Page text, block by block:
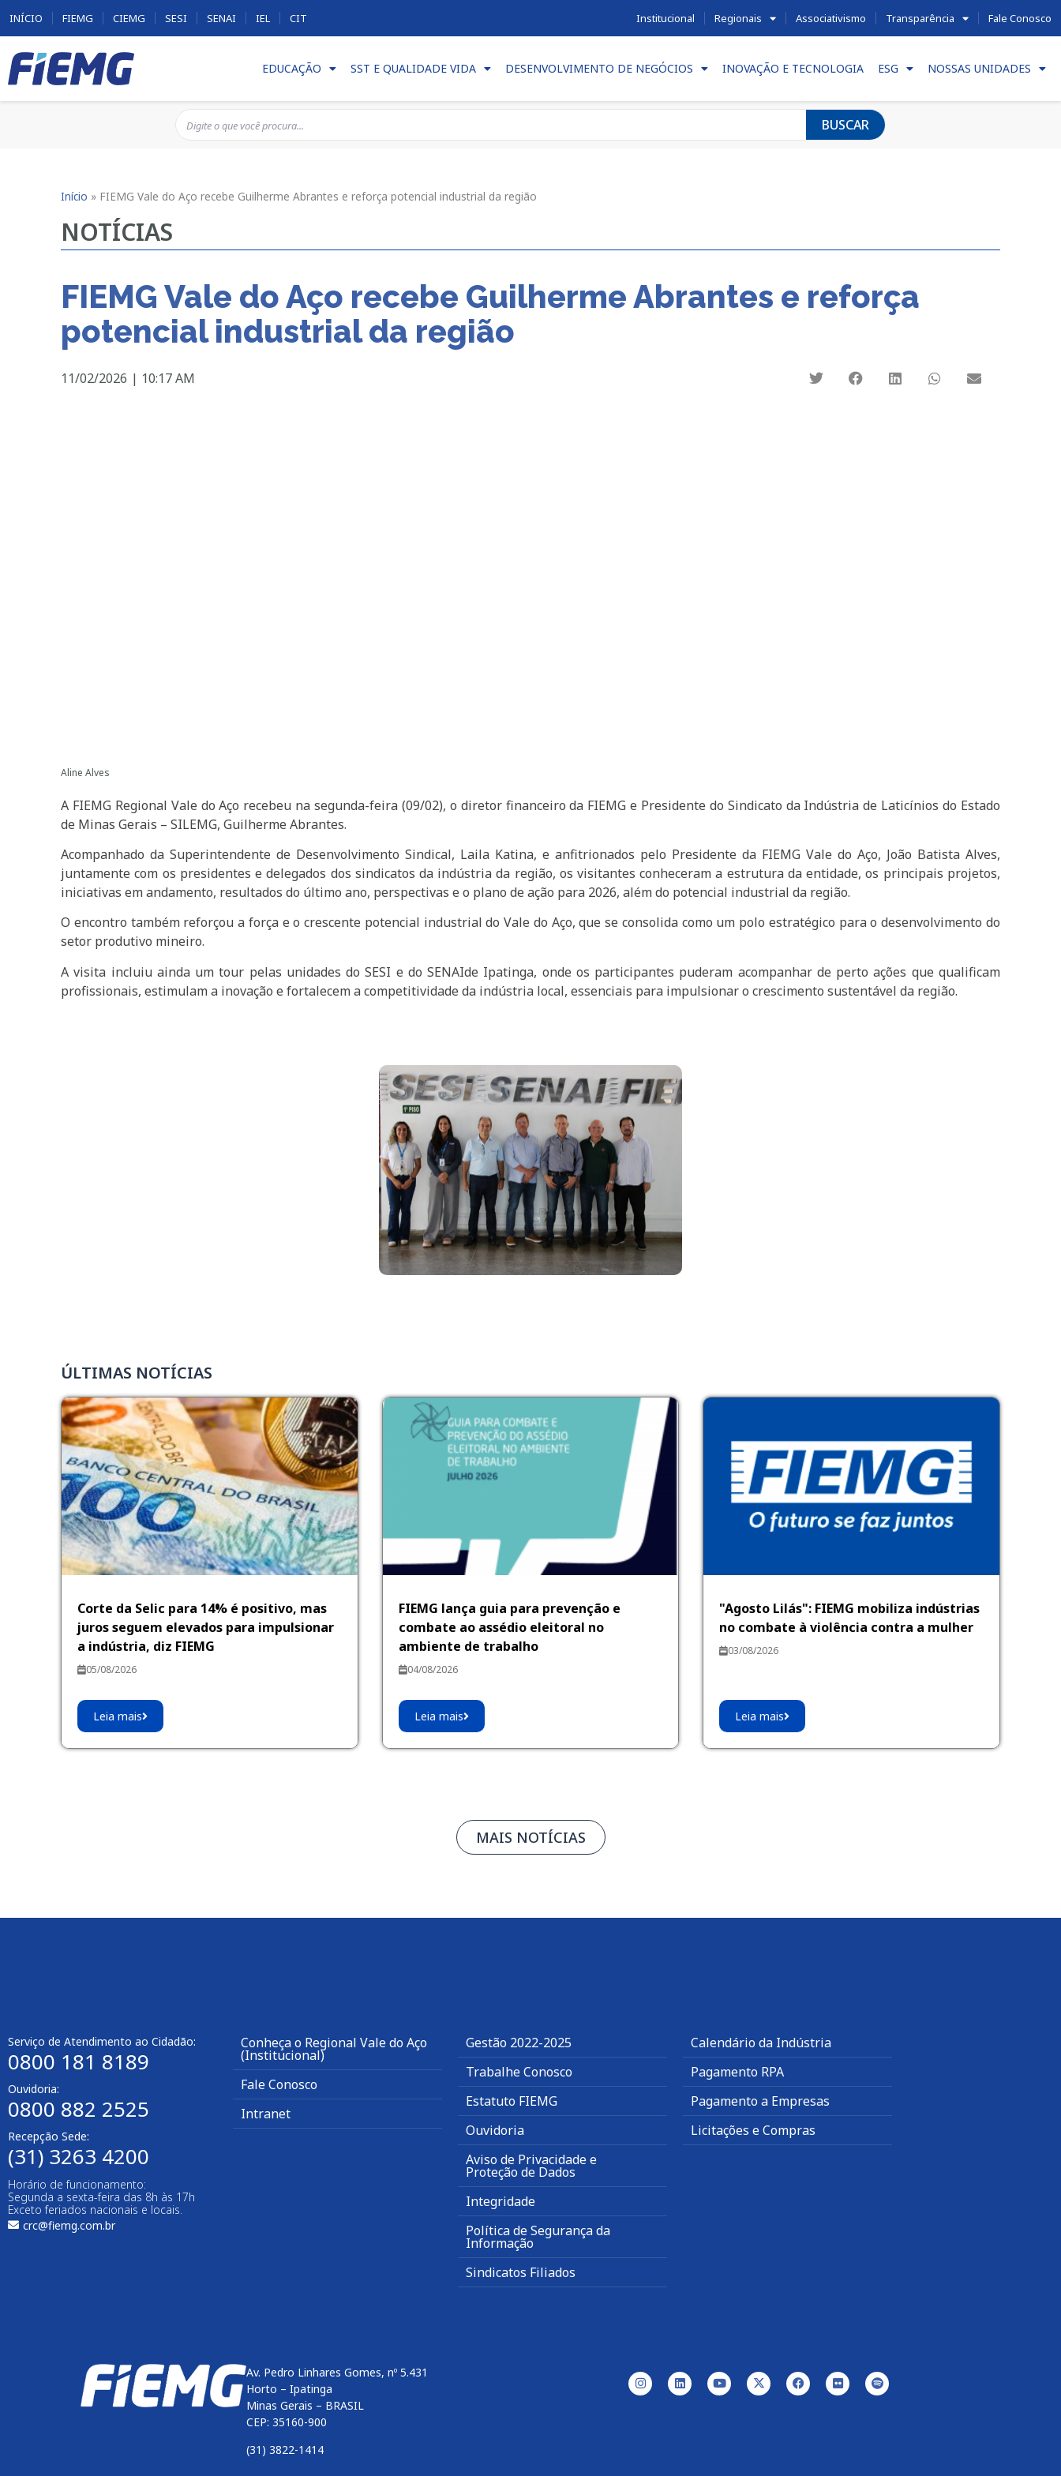
INÍCIO FIEMG CIEMG SESI SENAI IEL CIT Institucional Regionais Associativismo Transparência Fale Conosco
EDUCAÇÃO SST E QUALIDADE VIDA DESENVOLVIMENTO DE NEGÓCIOS INOVAÇÃO E TECNOLOGIA ESG NOSSAS UNIDADES
BUSCAR
Início » FIEMG Vale do Aço recebe Guilherme Abrantes e reforça potencial industrial da região
NOTÍCIAS
FIEMG Vale do Aço recebe Guilherme Abrantes e reforça
potencial industrial da região
11/02/2026 | 10:17 AM
Aline Alves
A FIEMG Regional Vale do Aço recebeu na segunda-feira (09/02), o diretor financeiro da FIEMG e Presidente do Sindicato da Indústria de Laticínios do Estado
de Minas Gerais – SILEMG, Guilherme Abrantes.
Acompanhado da Superintendente de Desenvolvimento Sindical, Laila Katina, e anfitrionados pelo Presidente da FIEMG Vale do Aço, João Batista Alves,
juntamente com os presidentes e delegados dos sindicatos da indústria da região, os visitantes conheceram a estrutura da entidade, os principais projetos,
iniciativas em andamento, resultados do último ano, perspectivas e o plano de ação para 2026, além do potencial industrial da região.
O encontro também reforçou a força e o crescente potencial industrial do Vale do Aço, que se consolida como um polo estratégico para o desenvolvimento do
setor produtivo mineiro.
A visita incluiu ainda um tour pelas unidades do SESI e do SENAIde Ipatinga, onde os participantes puderam acompanhar de perto ações que qualificam
profissionais, estimulam a inovação e fortalecem a competitividade da indústria local, essenciais para impulsionar o crescimento sustentável da região.
ÚLTIMAS NOTÍCIAS
Corte da Selic para 14% é positivo, mas
juros seguem elevados para impulsionar
a indústria, diz FIEMG
05/08/2026
Leia mais
FIEMG lança guia para prevenção e
combate ao assédio eleitoral no
ambiente de trabalho
04/08/2026
Leia mais
"Agosto Lilás": FIEMG mobiliza indústrias
no combate à violência contra a mulher
03/08/2026
Leia mais
MAIS NOTÍCIAS
Serviço de Atendimento ao Cidadão:
0800 181 8189
Ouvidoria:
0800 882 2525
Recepção Sede:
(31) 3263 4200
Horário de funcionamento:
Segunda a sexta-feira das 8h às 17h
Exceto feriados nacionais e locais.
crc@fiemg.com.br
Conheça o Regional Vale do Aço
(Institucional)
Fale Conosco
Intranet
Gestão 2022-2025
Trabalhe Conosco
Estatuto FIEMG
Ouvidoria
Aviso de Privacidade e
Proteção de Dados
Integridade
Política de Segurança da
Informação
Sindicatos Filiados
Calendário da Indústria
Pagamento RPA
Pagamento a Empresas
Licitações e Compras
Av. Pedro Linhares Gomes, nº 5.431
Horto – Ipatinga
Minas Gerais – BRASIL
CEP: 35160-900
(31) 3822-1414
btn-04